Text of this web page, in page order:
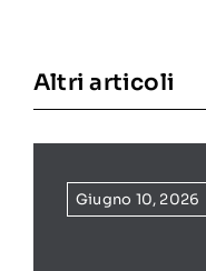
Altri articoli
Giugno 10, 2026